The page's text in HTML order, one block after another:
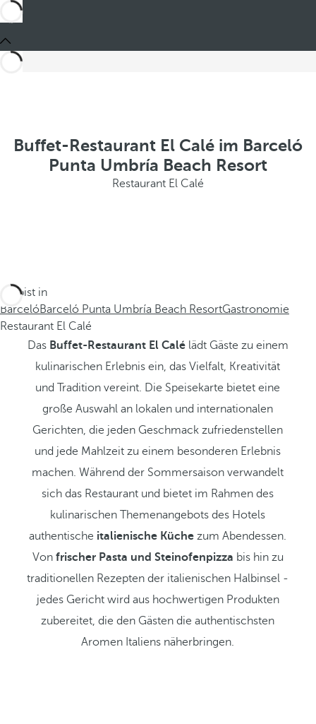
Buffet-Restaurant El Calé im Barceló
Punta Umbría Beach Resort
Restaurant El Calé
Du bist in
BarcelóBarceló Punta Umbría Beach ResortGastronomie
Restaurant El Calé
Das Buffet-Restaurant El Calélädt Gäste zu einem
kulinarischen Erlebnis ein, das Vielfalt, Kreativität
und Tradition vereint. Die Speisekarte bietet eine
große Auswahl an lokalen und internationalen
Gerichten, die jeden Geschmack zufriedenstellen
und jede Mahlzeit zu einem besonderen Erlebnis
machen. Während der Sommersaison verwandelt
sich das Restaurant und bietet im Rahmen des
kulinarischen Themenangebots des Hotels
authentische italienische Küche zum Abendessen.
Von frischer Pasta und Steinofenpizza bis hin zu
traditionellen Rezepten der italienischen Halbinsel -
jedes Gericht wird aus hochwertigen Produkten
zubereitet, die den Gästen die authentischsten
Aromen Italiens näherbringen.